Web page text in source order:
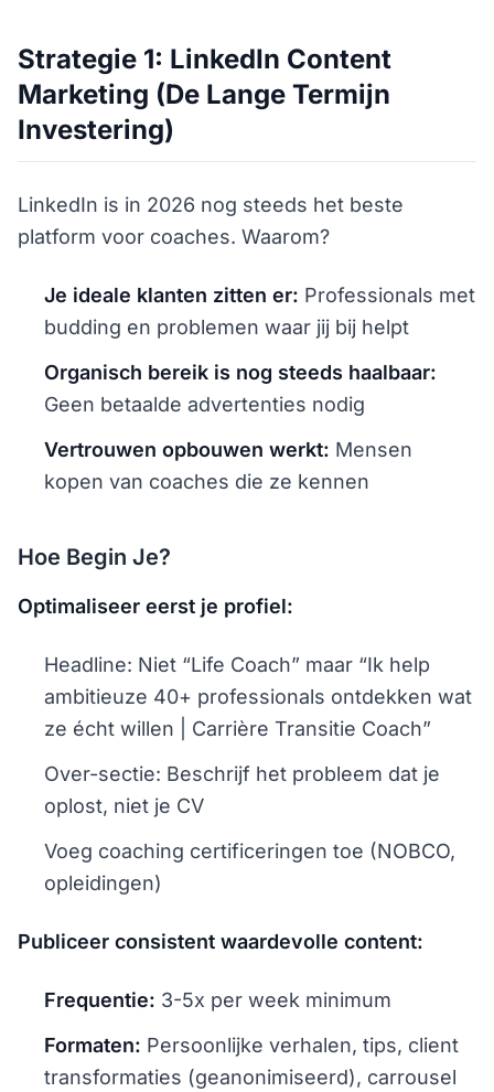
Strategie 1: LinkedIn Content
Marketing (De Lange Termijn
Investering)
LinkedIn is in 2026 nog steeds het beste
platform voor coaches. Waarom?
Je ideale klanten zitten er: Professionals met
budding en problemen waar jij bij helpt
Organisch bereik is nog steeds haalbaar:
Geen betaalde advertenties nodig
Vertrouwen opbouwen werkt: Mensen
kopen van coaches die ze kennen
Hoe Begin Je?
Optimaliseer eerst je profiel:
Headline: Niet “Life Coach” maar “Ik help
ambitieuze 40+ professionals ontdekken wat
ze écht willen | Carrière Transitie Coach”
Over-sectie: Beschrijf het probleem dat je
oplost, niet je CV
Voeg coaching certificeringen toe (NOBCO,
opleidingen)
Publiceer consistent waardevolle content:
Frequentie: 3-5x per week minimum
Formaten: Persoonlijke verhalen, tips, client
transformaties (geanonimiseerd), carrousel